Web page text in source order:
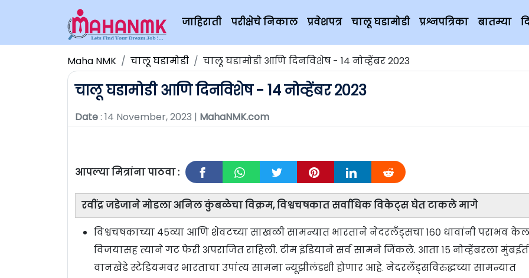
जाहिराती परीक्षेचे निकाल प्रवेशपत्र चालू घडामोडी प्रश्नपत्रिका बातम्या
Maha NMK चालू घडामोडी चालू घडामोडी आणि दिनविशेष - 14 नोव्हेंबर 2023
चालू घडामोडी आणि दिनविशेष - 14 नोव्हेंबर 2023
Date: 14 November, 2023 | MahaNMK.com
आपल्या मित्रांना पाठवा :
रवींद्र जडेजाने मोडला अनिल कुंबळेचा विक्रम, विश्वचषकात सर्वाधिक विकेट्स घेत टाकले मागे
विश्वचषकाच्या ४५व्या आणि शेवटच्या साखळी सामन्यात भारताने नेदरलँड्सचा १६० धावांनी पराभव
विजयासह त्याने गट फेरी अपराजित राहिली. टीम इंडियाने सर्व सामने जिंकले. आता १५ नोव्हेंबरला
वानखेडे स्टेडियमवर भारताचा उपांत्य सामना न्यूझीलंडशी होणार आहे. नेदरलँड्सविरुद्धच्या सामन्यात